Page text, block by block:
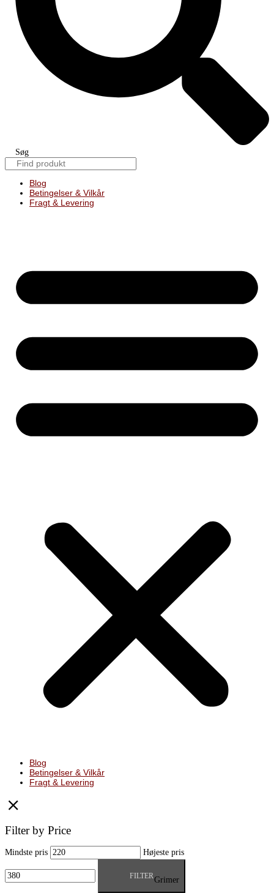
Grimer
Søg
Blog
Betingelser & Vilkår
Fragt & Levering
Blog
Betingelser & Vilkår
Fragt & Levering
Filter by Price
Mindste pris Højeste pris
FILTER